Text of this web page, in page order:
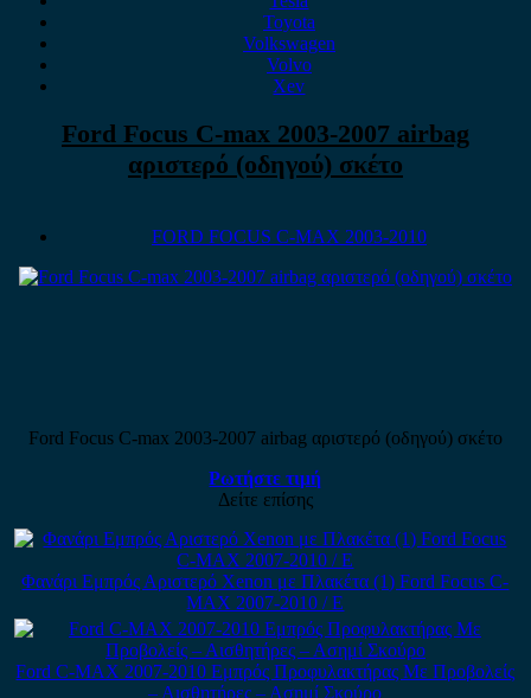
Toyota
Volkswagen
Volvo
Xev
Ford Focus C-max 2003-2007 airbag
αριστερό (οδηγού) σκέτο
FORD FOCUS C-MAX 2003-2010
Ford Focus C-max 2003-2007 airbag αριστερό (οδηγού) σκέτο
Ρωτήστε τιμή
Δείτε επίσης
Φανάρι Εμπρός Αριστερό Xenon με Πλακέτα (1) Ford Focus C-
MAX 2007-2010 / Ε
Ford C-MAX 2007-2010 Εμπρός Προφυλακτήρας Με Προβολείς
– Αισθητήρες – Ασημί Σκούρο